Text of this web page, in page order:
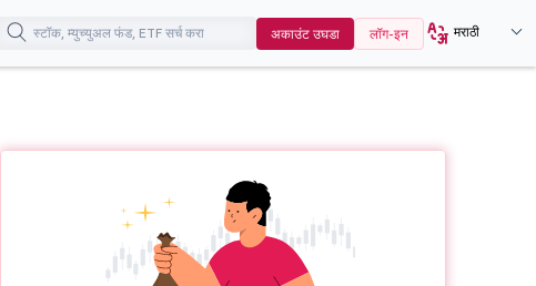
अकाउंट उघडा लॉग-इन मराठी